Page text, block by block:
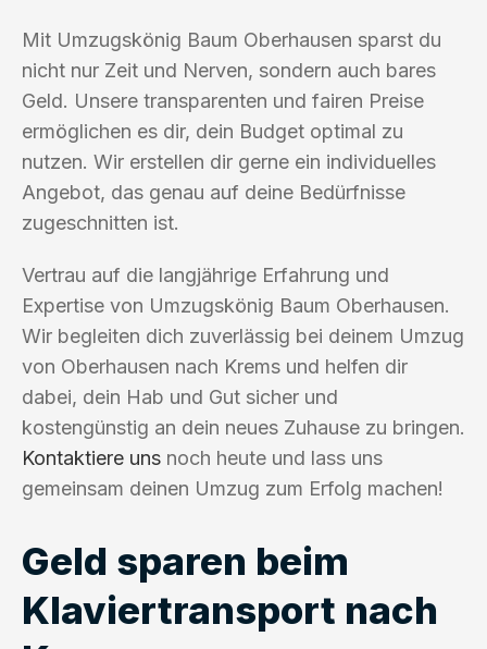
Mit Umzugskönig Baum Oberhausen sparst du
nicht nur Zeit und Nerven, sondern auch bares
Geld. Unsere transparenten und fairen Preise
ermöglichen es dir, dein Budget optimal zu
nutzen. Wir erstellen dir gerne ein individuelles
Angebot, das genau auf deine Bedürfnisse
zugeschnitten ist.
Vertrau auf die langjährige Erfahrung und
Expertise von Umzugskönig Baum Oberhausen.
Wir begleiten dich zuverlässig bei deinem Umzug
von Oberhausen nach Krems und helfen dir
dabei, dein Hab und Gut sicher und
kostengünstig an dein neues Zuhause zu bringen.
Kontaktiere uns noch heute und lass uns
gemeinsam deinen Umzug zum Erfolg machen!
Geld sparen beim
Klaviertransport nach